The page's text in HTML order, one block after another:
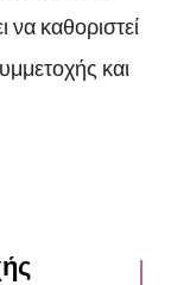
καθοριστεί
και